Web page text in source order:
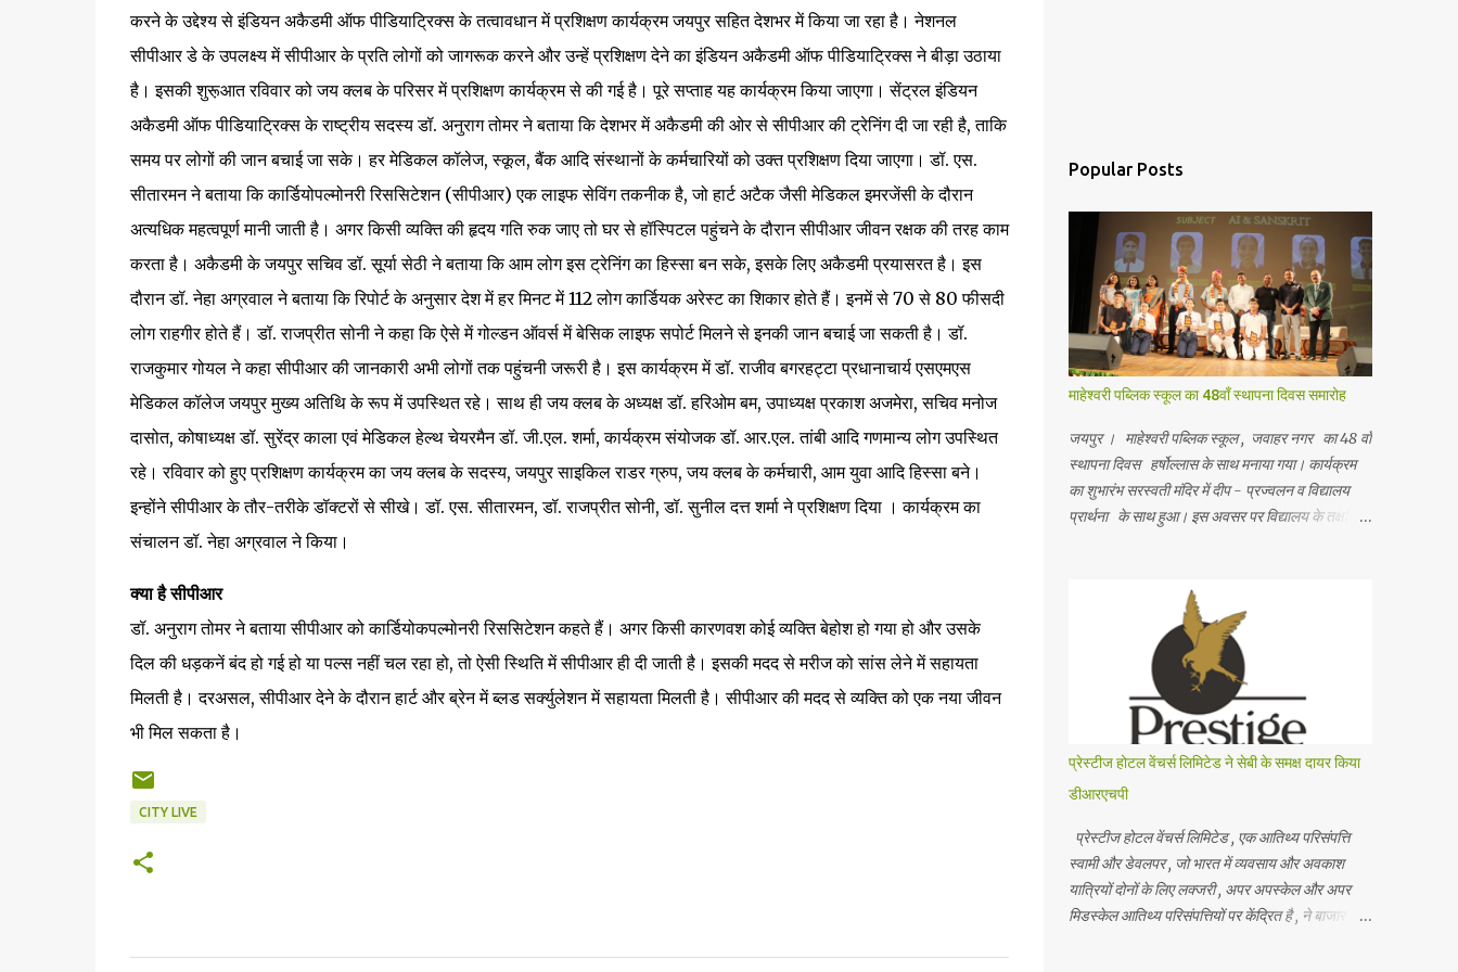
करने के उद्देश्य से इंडियन अकैडमी ऑफ पीडियाट्रिक्स के तत्वावधान में प्रशिक्षण कार्यक्रम जयपुर सहित देशभर में किया जा रहा है। नेशनल
सीपीआर डे के उपलक्ष्य में सीपीआर के प्रति लोगों को जागरूक करने और उन्हें प्रशिक्षण देने का इंडियन अकैडमी ऑफ पीडियाट्रिक्स ने बीड़ा उठाया
है। इसकी शुरू़आत रविवार को जय क्लब के परिसर में प्रशिक्षण कार्यक्रम से की गई है। पूरे सप्ताह यह कार्यक्रम किया जाएगा। सेंट्रल इंडियन
अकैडमी ऑफ पीडियाट्रिक्स के राष्ट्रीय सदस्य डॉ. अनुराग तोमर ने बताया कि देशभर में अकैडमी की ओर से सीपीआर की ट्रेनिंग दी जा रही है, ताकि
समय पर लोगों की जान बचाई जा सके। हर मेडिकल कॉलेज, स्कूल, बैंक आदि संस्थानों के कर्मचारियों को उक्त प्रशिक्षण दिया जाएगा। डॉ. एस.
सीतारमन ने बताया कि कार्डियोपल्मोनरी रिससिटेशन (सीपीआर) एक लाइफ सेविंग तकनीक है, जो हार्ट अटैक जैसी मेडिकल इमरजेंसी के दौरान
अत्यधिक महत्वपूर्ण मानी जाती है। अगर किसी व्यक्ति की हृदय गति रुक जाए तो घर से हॉस्पिटल पहुंचने के दौरान सीपीआर जीवन रक्षक की तरह काम
करता है। अकैडमी के जयपुर सचिव डॉ. सूर्या सेठी ने बताया कि आम लोग इस ट्रेनिंग का हिस्सा बन सके, इसके लिए अकैडमी प्रयासरत है। इस
दौरान डॉ. नेहा अग्रवाल ने बताया कि रिपोर्ट के अनुसार देश में हर मिनट में 112 लोग कार्डियक अरेस्ट का शिकार होते हैं। इनमें से 70 से 80 फीसदी
लोग राहगीर होते हैं। डॉ. राजप्रीत सोनी ने कहा कि ऐसे में गोल्डन ऑवर्स में बेसिक लाइफ सपोर्ट मिलने से इनकी जान बचाई जा सकती है। डॉ.
राजकुमार गोयल ने कहा सीपीआर की जानकारी अभी लोगों तक पहुंचनी जरूरी है। इस कार्यक्रम में डॉ. राजीव बगरहट्टा प्रधानाचार्य एसएमएस
मेडिकल कॉलेज जयपुर मुख्य अतिथि के रूप में उपस्थित रहे। साथ ही जय क्लब के अध्यक्ष डॉ. हरिओम बम, उपाध्यक्ष प्रकाश अजमेरा, सचिव मनोज
दासोत, कोषाध्यक्ष डॉ. सुरेंद्र काला एवं मेडिकल हेल्थ चेयरमैन डॉ. जी.एल. शर्मा, कार्यक्रम संयोजक डॉ. आर.एल. तांबी आदि गणमान्य लोग उपस्थित
रहे। रविवार को हुए प्रशिक्षण कार्यक्रम का जय क्लब के सदस्य, जयपुर साइकिल राडर ग्रुप, जय क्लब के कर्मचारी, आम युवा आदि हिस्सा बने।
इन्होंने सीपीआर के तौर-तरीके डॉक्टरों से सीखे। डॉ. एस. सीतारमन, डॉ. राजप्रीत सोनी, डॉ. सुनील दत्त शर्मा ने प्रशिक्षण दिया । कार्यक्रम का
संचालन डॉ. नेहा अग्रवाल ने किया।
क्या है सीपीआर
डॉ. अनुराग तोमर ने बताया सीपीआर को कार्डियोकपल्मोनरी रिससिटेशन कहते हैं। अगर किसी कारणवश कोई व्यक्ति बेहोश हो गया हो और उसके
दिल की धड़कनें बंद हो गई हो या पल्स नहीं चल रहा हो, तो ऐसी स्थिति में सीपीआर ही दी जाती है। इसकी मदद से मरीज को सांस लेने में सहायता
मिलती है। दरअसल, सीपीआर देने के दौरान हार्ट और ब्रेन में ब्लड सर्क्युलेशन में सहायता मिलती है। सीपीआर की मदद से व्यक्ति को एक नया जीवन
भी मिल सकता है।
CITY LIVE
Popular Posts
माहेश्वरी पब्लिक स्कूल का 48वाँ स्थापना दिवस समारोह
जयपुर । माहेश्वरी पब्लिक स्कूल , जवाहर नगर का 48 वाँ
स्थापना दिवस हर्षोल्लास के साथ मनाया गया। कार्यक्रम
का शुभारंभ सरस्वती मंदिर में दीप - प्रज्वलन व विद्यालय
प्रार्थना के साथ हुआ। इस अवसर पर विद्यालय के तक्षशिला
राजस्थान और विशिष्ट अतिथि श्री अनिल सोमानी , प्रसिद्ध
व्यवसायी व समाजसेवी थे तथा साथ ही विद्यालय के मानद
सचिव सीए श्री अमित गट्टानी , भवनमंत्री श्री सुमित
काबरा , विद्यालय प्रबंध समिति के सदस्य श्री अमित सोनी ,
श्रीमती अरुणा गगरानी व विद्यालय के प्राचार्य श्री अशोक
जी वैद मंचासीन थे। मानद सचिव ने विद्यालय की स्थापना
के उद्देश्यों का स्मरण कराते हुए कहा कि शिक्षा के माध्यम से
छात्रों के सर्वांगीण विकास के लिए हरसंभव प्रयास करके
गुणवत्तापूर्ण शिक्षा के लिए हम कटिबद्ध हैं । समारोह के
विशिष्ट अतिथि ने विद्य...
प्रेस्टीज होटल वेंचर्स लिमिटेड ने सेबी के समक्ष दायर किया
डीआरएचपी
प्रेस्टीज होटल वेंचर्स लिमिटेड , एक आतिथ्य परिसंपत्ति
स्वामी और डेवलपर , जो भारत में व्यवसाय और अवकाश
यात्रियों दोनों के लिए लक्जरी , अपर अपस्केल और अपर
मिडस्केल आतिथ्य परिसंपत्तियों पर केंद्रित है , ने बाजार